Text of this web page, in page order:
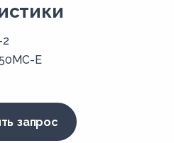
2
E
запрос